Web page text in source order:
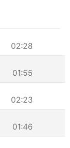
02:28
01:55
02:23
01:46